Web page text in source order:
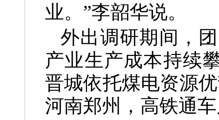
业。”李韶华说。
外出调研期间，
产业生产成本持续
晋城依托煤电资源
河南郑州，高铁通